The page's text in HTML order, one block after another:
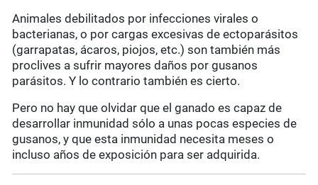
Animales debilitados por infecciones virales o
bacterianas, o por cargas excesivas de ectoparásitos
(garrapatas, ácaros, piojos, etc.) son también más
proclives a sufrir mayores daños por gusanos
parásitos. Y lo contrario también es cierto.
Pero no hay que olvidar que el ganado es capaz de
desarrollar inmunidad sólo a unas pocas especies de
gusanos, y que esta inmunidad necesita meses o
incluso años de exposición para ser adquirida.